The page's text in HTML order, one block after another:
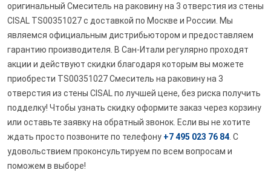
оригинальный Смеситель на раковину на 3 отверстия из стены
CISAL TS00351027 с доставкой по Москве и России. Мы
являемся официальным дистрибьютором и предоставляем
гарантию производителя. В Сан-Итали регулярно проходят
акции и действуют скидки благодаря которым вы можете
приобрести TS00351027 Смеситель на раковину на 3
отверстия из стены CISAL по лучшей цене, без риска получить
подделку! Чтобы узнать скидку оформите заказ через корзину
или оставьте заявку на обратный звонок. Если вы не хотите
ждать просто позвоните по телефону +7 495 023 76 84 . С
удовольствием проконсультируем по всем вопросам и
поможем в выборе!